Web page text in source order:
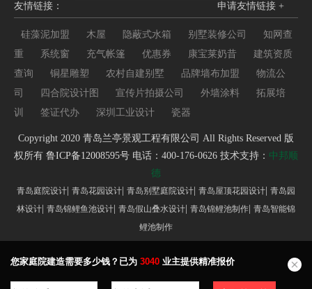
友情链接： 申请友情链接 +
硅藻泥加盟 木屋 隐蔽式水箱 别墅装修公司
知网查
重
系统窗 充气帐篷 优惠券 康宝莱奶昔
建筑资质
查询
铜星雕塑 农村自建别墅 品牌墙布加盟
物流公
司
四合院设计图 宣传片拍摄公司 外墙涂料
拓展培
训
签证代办 深圳工业设计 瓷器
Copyright 2020 青岛兰亭景观工程有限公司 All Rights Reserved 版
权所有 鲁ICP备12008595号 电话：400-176-0626 技术支持： 中邦顺
德
青岛庭院设计 青岛花园设计 青岛别墅庭院设计 青岛屋顶花园设计 青岛园
林设计 青岛锦鲤鱼池设计 青岛假山叠水设计 青岛锦鲤池制作 青岛智能锦
鲤池制作
您家庭院建造需要多少钱？已为 3040 业主提供精准报价